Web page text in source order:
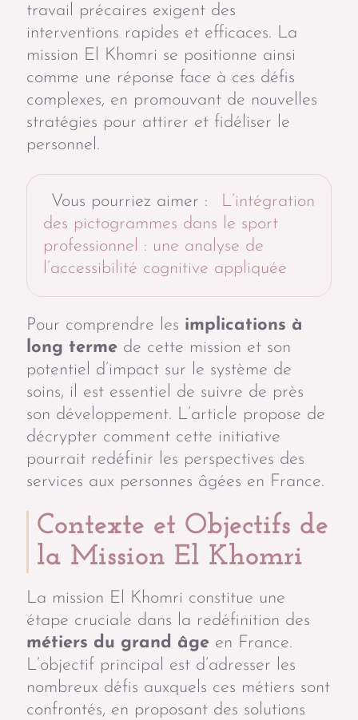
travail précaires exigent des
interventions rapides et efficaces. La
mission El Khomri se positionne ainsi
comme une réponse face à ces défis
complexes, en promouvant de nouvelles
stratégies pour attirer et fidéliser le
personnel.
Vous pourriez aimer :
L’intégration
des pictogrammes dans le sport
professionnel : une analyse de
l’accessibilité cognitive appliquée
Pour comprendre les implications à
long terme de cette mission et son
potentiel d’impact sur le système de
soins, il est essentiel de suivre de près
son développement. L’article propose de
décrypter comment cette initiative
pourrait redéfinir les perspectives des
services aux personnes âgées en France.
Contexte et Objectifs de
la Mission El Khomri
La mission El Khomri constitue une
étape cruciale dans la redéfinition des
métiers du grand âge en France.
L’objectif principal est d’adresser les
nombreux défis auxquels ces métiers sont
confrontés, en proposant des solutions